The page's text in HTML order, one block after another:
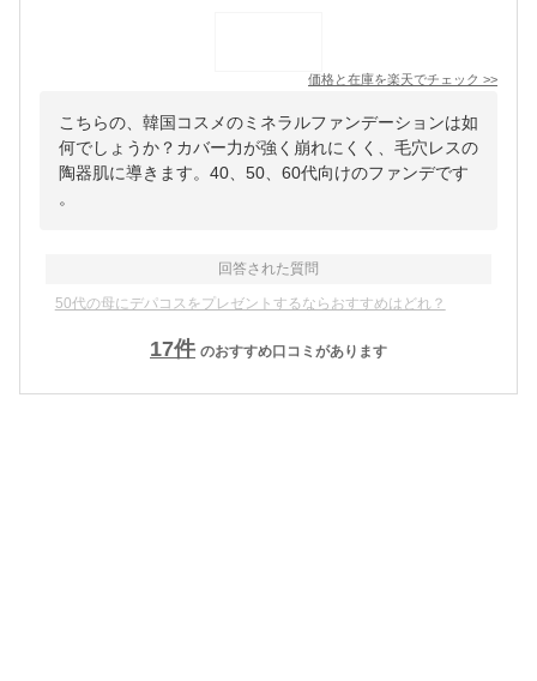
価格と在庫を楽天でチェック >>
こちらの、韓国コスメのミネラルファンデーションは如
何でしょうか？カバー力が強く崩れにくく、毛穴レスの
陶器肌に導きます。40、50、60代向けのファンデです
。
回答された質問
50代の母にデパコスをプレゼントするならおすすめはどれ？
17件 のおすすめ口コミがあります